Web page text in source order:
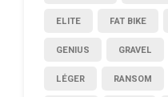
ELITE FAT BIKE
GENIUS GRAVEL
LÉGER RANSOM